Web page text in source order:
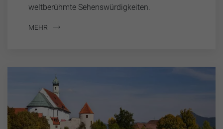
weltberühmte Sehenswürdigkeiten.
MEHR